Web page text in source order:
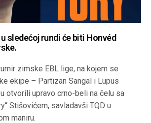
sledećoj rundi će biti Honvéd
zimske EBL lige, na kojem se
ekipe – Partizan Sangal i Lupus
otvorili upravo crno-beli na čelu sa
Stišovićem, savladavši TQD u
maniru.